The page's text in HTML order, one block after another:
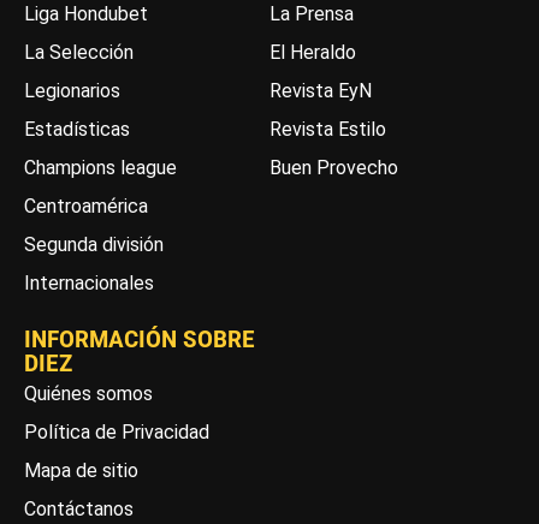
Liga Hondubet
La Selección
Legionarios
Estadísticas
Champions league
Centroamérica
Segunda división
Internacionales
La Prensa
El Heraldo
Revista EyN
Revista Estilo
Buen Provecho
INFORMACIÓN SOBRE
DIEZ
Quiénes somos
Política de Privacidad
Mapa de sitio
Contáctanos